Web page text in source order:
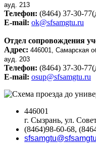
ауд. 213
Телефон: (8464) 37-30-
E-mail: ok@sfsamgtu.ru
Отдел сопровождения
Адрес: 446001, Самарская
ауд. 203
Телефон: (8464) 37-30-
E-mail: osup@sfsamgtu.ru
446001
г. Сызрань, ул.
(8464)98-60-68,